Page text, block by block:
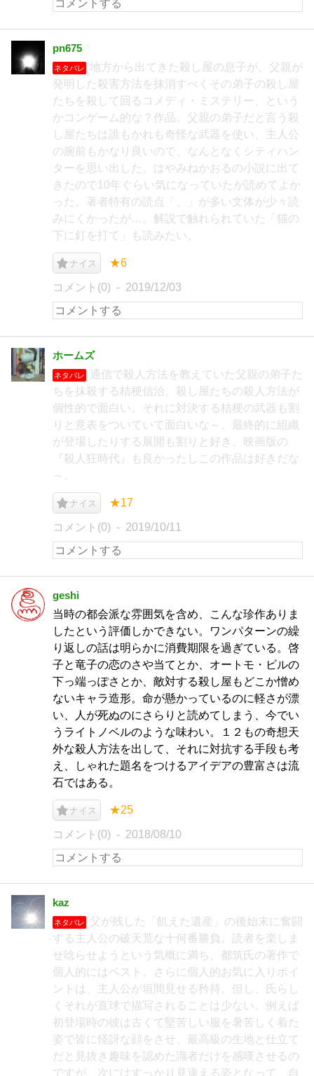
pn675
ネタバレ
地方から出てきた殺し屋の息子が、父親が
発明した殺害方法を抹消すべくその弟子の殺し屋
たちを殺して回るコメディ・ミステリー、という
かコンゲーム的な？作品。父親の弟子だと言う殺
し屋たちは誰もかれも奇怪な武器を使い、主人公
の腕前もかなり良いので、なんとなくシティハン
ターを思い出した。はやみねかおるの小説に出て
きたので10年ぐらい気になっていたが読めてよか
った。著者特有の読点「、」が多い文体が少々読
みにくかったが…。解説で触れられていた「猫の
下に釘を打て」も読みたい。
ナイス ★6
コメント(0) 2019/12/03
ホームズ
ネタバレ
通信で殺人方法を教えていた父親の弟子た
ちを抹殺する桔梗信治。殺し屋たちの殺人方法が
個性的で面白い。それに対決する桔梗の武器も割
りと意表をついていて面白いな～。最終的に組織
が登場したりする展開も割りと好き。映画版の
『殺人狂時代』も良かったしこの作品は好きだな
～。
ナイス ★17
コメント(0) 2019/10/11
geshi
当時の都会派な雰囲気を含め、こんな珍作ありま
したという評価しかできない。ワンパターンの繰
り返しの話は明らかに消費期限を過ぎている。啓
子と竜子の恋のさや当てとか、オートモ・ビルの
下っ端っぽさとか、敵対する殺し屋もどこか憎め
ないキャラ造形。命が懸かっているのに軽さが漂
い、人が死ぬのにさらりと読めてしまう、今でい
うライトノベルのような味わい。１２もの奇想天
外な殺人方法を出して、それに対抗する手段も考
え、しゃれた題名をつけるアイデアの豊富さは流
石ではある。
ナイス ★25
コメント(0) 2018/08/10
kaz
ネタバレ
父が残した「飢えた遺産」の後始末に奮闘
する主人公の破天荒な十何番勝負。読者を楽しま
せ唸らせようという気概に満ち、都筑氏の著作で
個人的にはベスト。さらに個人的お気に入りポイ
ントは、主人公が垣間見せる矜持。但し、氏らし
くそれが直球で描写されることは少ない。例えば
初登場時の彼は古くて堅苦しい服を暑苦しく着た
姿で皆に怪訝な顔をさせ、最高級の生地と仕立て
だと見抜き趣味を認めた識者だけを感嘆させるの
ですが、次にはすっかり見違える姿となって、自